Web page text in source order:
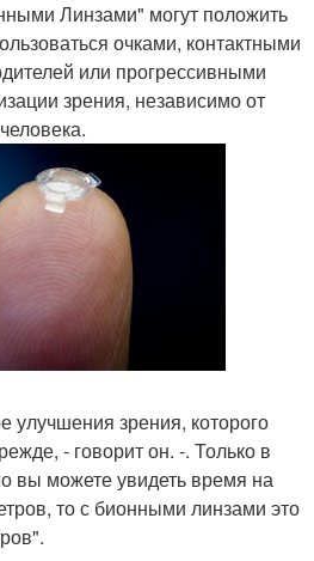
Линзами" могут положить
очками, контактными
или прогрессивными
зрения, независимо от
улучшения зрения, которого
- говорит он. -. Только в
вы можете увидеть время на
то с бионными линзами это